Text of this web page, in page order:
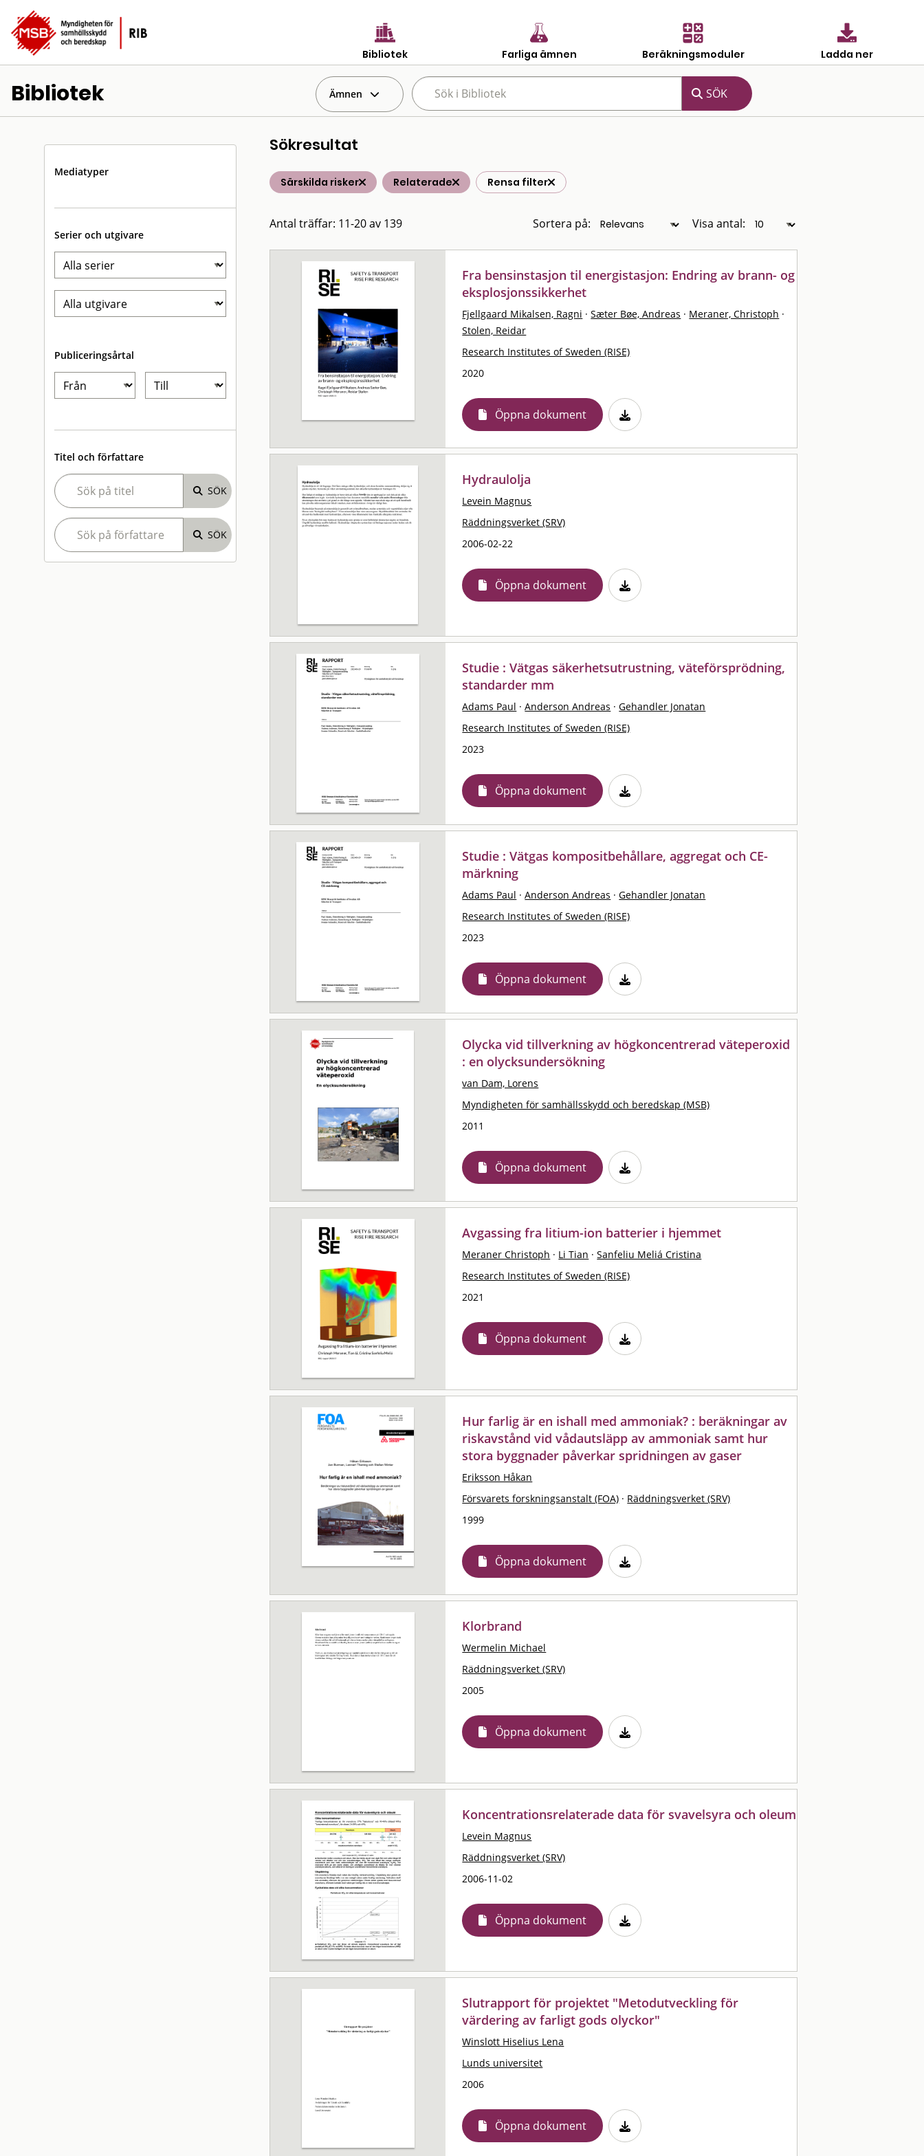
Bibliotek Farliga ämnen Beräkningsmoduler Ladda ner
Bibliotek Ämnen
Mediatyper
Serier och utgivare
Publiceringsårtal
Titel och författare
Sökresultat
Särskilda risker Relaterade Rensa filter
Antal träffar: 11-20 av 139 Sortera på: Visa antal:
Fra bensinstasjon til energistasjon: Endring av brann- og
eksplosjonssikkerhet
Fjellgaard Mikalsen, Ragni · Sæter Bøe, Andreas · Meraner, Christoph ·
Stolen, Reidar
Research Institutes of Sweden (RISE)
2020
Öppna dokument
Hydraulolja
Levein Magnus
Räddningsverket (SRV)
2006-02-22
Öppna dokument
Studie : Vätgas säkerhetsutrustning, väteförsprödning,
standarder mm
Adams Paul · Anderson Andreas · Gehandler Jonatan
Research Institutes of Sweden (RISE)
2023
Öppna dokument
Studie : Vätgas kompositbehållare, aggregat och CE-
märkning
Adams Paul · Anderson Andreas · Gehandler Jonatan
Research Institutes of Sweden (RISE)
2023
Öppna dokument
Olycka vid tillverkning av högkoncentrerad väteperoxid
: en olycksundersökning
van Dam, Lorens
Myndigheten för samhällsskydd och beredskap (MSB)
2011
Öppna dokument
Avgassing fra litium-ion batterier i hjemmet
Meraner Christoph · Li Tian · Sanfeliu Meliá Cristina
Research Institutes of Sweden (RISE)
2021
Öppna dokument
Hur farlig är en ishall med ammoniak? : beräkningar av
riskavstånd vid vådautsläpp av ammoniak samt hur
stora byggnader påverkar spridningen av gaser
Eriksson Håkan
Försvarets forskningsanstalt (FOA) · Räddningsverket (SRV)
1999
Öppna dokument
Klorbrand
Wermelin Michael
Räddningsverket (SRV)
2005
Öppna dokument
Koncentrationsrelaterade data för svavelsyra och oleum
Levein Magnus
Räddningsverket (SRV)
2006-11-02
Öppna dokument
Slutrapport för projektet "Metodutveckling för
värdering av farligt gods olyckor"
Winslott Hiselius Lena
Lunds universitet
2006
Öppna dokument